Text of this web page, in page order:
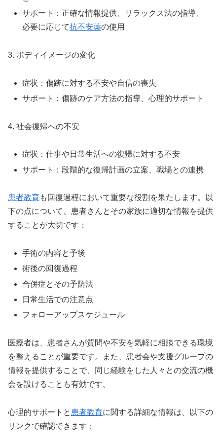
サポート：正確な情報提供、リラックス法の指導、
必要に応じて抗不安薬の使用
3. ボディイメージの変化
症状：傷跡に対する不安や自信の喪失
サポート：傷跡のケア方法の指導、心理的サポート
4. 社会復帰への不安
症状：仕事や日常生活への復帰に対する不安
サポート：段階的な復帰計画の立案、職場との連携
患者教育も回復過程において重要な役割を果たします。以
下の点について、患者さんとその家族に適切な情報を提供
することが大切です：
手術の内容と予後
術後の回復過程
合併症とその予防法
日常生活での注意点
フォローアップスケジュール
医療者は、患者さんが質問や不安を気軽に相談できる環境
を整えることが重要です。また、患者会や支援グループの
情報を提供することで、同じ経験をした人々との交流の機
会を設けることも有効です。
心理的サポートと 患者教育に関する詳細な情報は、以下の
リンクで確認できます：